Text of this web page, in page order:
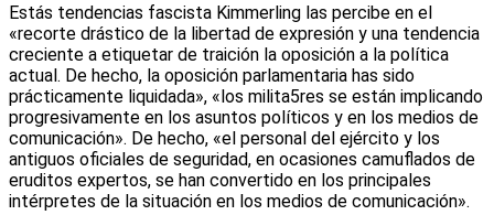
Estás tendencias fascista Kimmerling las percibe en el
«recorte drástico de la libertad de expresión y una tendencia
creciente a etiquetar de traición la oposición a la política
actual. De hecho, la oposición parlamentaria has sido
prácticamente liquidada», «los milita5res se están implicando
progresivamente en los asuntos políticos y en los medios de
comunicación». De hecho, «el personal del ejército y los
antiguos oficiales de seguridad, en ocasiones camuflados de
eruditos expertos, se han convertido en los principales
intérpretes de la situación en los medios de comunicación».